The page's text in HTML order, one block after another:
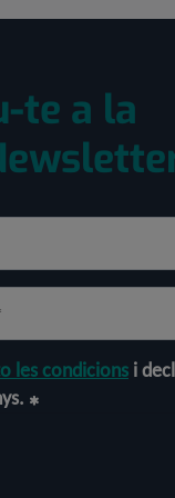
te a la
les condicions i